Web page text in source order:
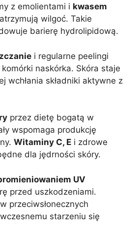
z emolientami i kwasem
wilgoć. Takie
barierę hydrolipidową.
i regularne peelingi
naskórka. Skóra staje
wchłania składniki aktywne z
przez dietę bogatą w
wspomaga produkcję
Witaminy C, E i zdrowe
dla jędrności skóry.
UV
przed uszkodzeniami.
przeciwsłonecznych
starzeniu się